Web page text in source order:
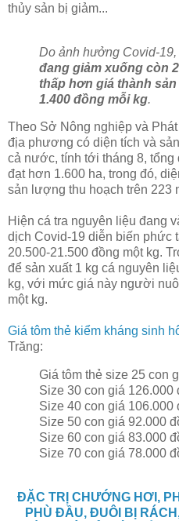
thủy sản bị giảm...
Do ảnh hưởng Covid-19,
đang giảm xuống còn
thấp hơn giá thành
1.400 đồng mỗi kg.
Theo Sở Nông nghiệp và
địa phương có diện tích và
cả nước, tính tới tháng 8, tổng
đạt hơn 1.600 ha, trong đó,
sản lượng thu hoạch trên 223
Hiện cá tra nguyên liệu đang
dịch Covid-19 diễn biến phức
20.500-21.500 đồng một kg.
để sản xuất 1 kg cá nguyên
kg, với mức giá này người
một kg.
Giá tôm thẻ kiểm kháng sinh
Trăng:
Giá tôm thẻ size 25 con
Size 30 con giá 126.000
Size 40 con giá 106.000
Size 50 con giá 92.000
Size 60 con giá 83.000
Size 70 con giá 78.000
ĐẶC TRỊ CHƯỚNG HƠI,
PHÙ ĐẦU, ĐUÔI BỊ